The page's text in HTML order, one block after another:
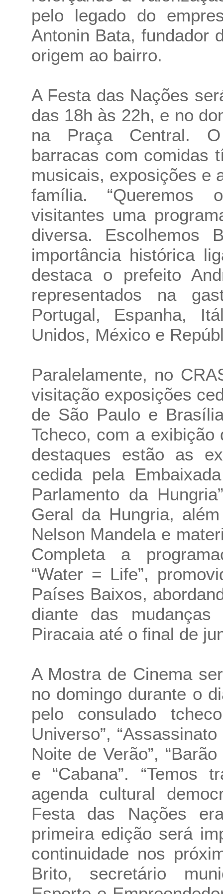
pelo legado do
Antonin Bata, fundador
origem ao bairro.
A Festa das Nações
das 18h às 22h, e no
na Praça Central.
barracas com comidas
musicais, exposições e
família. “Queremos
visitantes uma
diversa. Escolhemos
importância histórica
destaca o prefeito
representados na
Portugal, Espanha,
Unidos, México e
Paralelamente, no
visitação exposições
de São Paulo e
Tcheco, com a
destaques estão as
cedida pela
Parlamento da
Geral da Hungria,
Nelson Mandela e
Completa a
“Water = Life”,
Países Baixos,
diante das
Piracaia até o final de
A Mostra de Cinema
no domingo durante o
pelo consulado
Universo”,
Noite de Verão”,
e “Cabana”. “Temos
agenda cultural
Festa das Nações
primeira edição será
continuidade nos
Brito, secretário